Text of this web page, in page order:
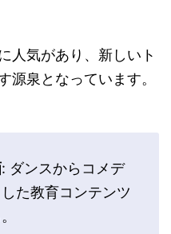
人気があり、新しいト
源泉となっています。
: ダンスからコメデ
た教育コンテンツ